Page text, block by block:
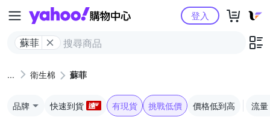
Yahoo購物中心
蘇菲
登入
衛生棉 蘇菲
品牌 快速到貨 有現貨 挑戰低價 價格低到高 流量